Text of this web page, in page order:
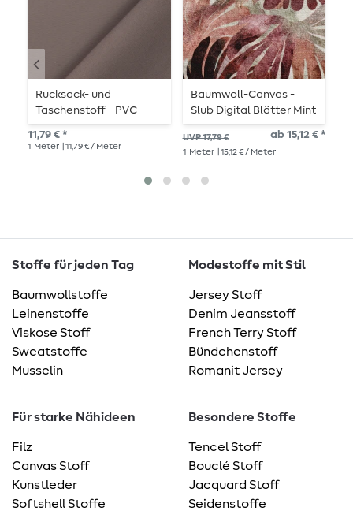
Rucksack- und
Taschenstoff - PVC
Beschichtet Grau
11,79 € *
1 Meter | 11,79 € / Meter
Baumwoll-Canvas -
Slub Digital Blätter Mint
Bordeaux
UVP 17,79 € ab 15,12 € *
1 Meter | 15,12 € / Meter
Stoffe für jeden Tag
Baumwollstoffe
Leinenstoffe
Viskose Stoff
Sweatstoffe
Musselin
Modestoffe mit Stil
Jersey Stoff
Denim Jeansstoff
French Terry Stoff
Bündchenstoff
Romanit Jersey
Für starke Nähideen
Filz
Canvas Stoff
Kunstleder
Softshell Stoffe
Besondere Stoffe
Tencel Stoff
Bouclé Stoff
Jacquard Stoff
Seidenstoffe